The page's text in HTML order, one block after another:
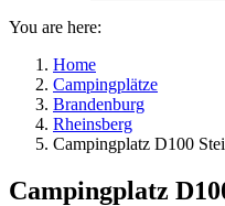
You are here:
Home
Campingplätze
Brandenburg
Rheinsberg
Campingplatz D100
Campingplatz